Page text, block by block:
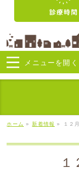
メニューを開く
ホーム » 新着情報 » １２
１